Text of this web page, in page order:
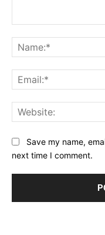
Save my name,
next time I comment.